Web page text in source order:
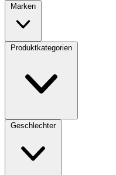
Marken
Produktkategorien
Geschlechter